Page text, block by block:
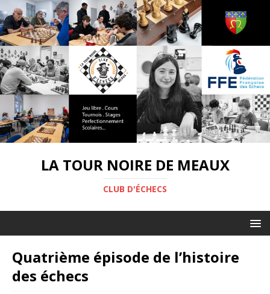
LA TOUR NOIRE DE MEAUX
CLUB D'ÉCHECS
Quatrième épisode de l’histoire
des échecs